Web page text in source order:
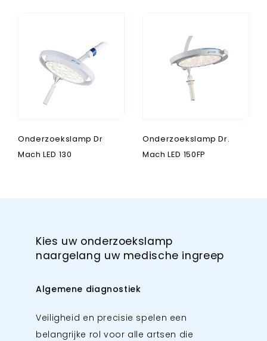
Onderzoekslamp Dr
Mach LED 130
Onderzoekslamp Dr.
Mach LED 150FP
Kies uw onderzoekslamp
naargelang uw medische ingreep
Algemene diagnostiek
Veiligheid en precisie spelen een
belangrijke rol voor alle artsen die